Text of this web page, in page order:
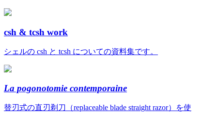
csh & tcsh work
シェルの csh と tcsh についての資料集です。
La pogonotomie contemporaine
替刃式の直刃剃刀（replaceable blade straight razor）を使